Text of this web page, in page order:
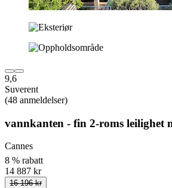
9,6
Suverent
(48 anmeldelser)
vannkanten - fin 2-roms leilighet
Cannes
8 % rabatt
14 887 kr
16 196 kr